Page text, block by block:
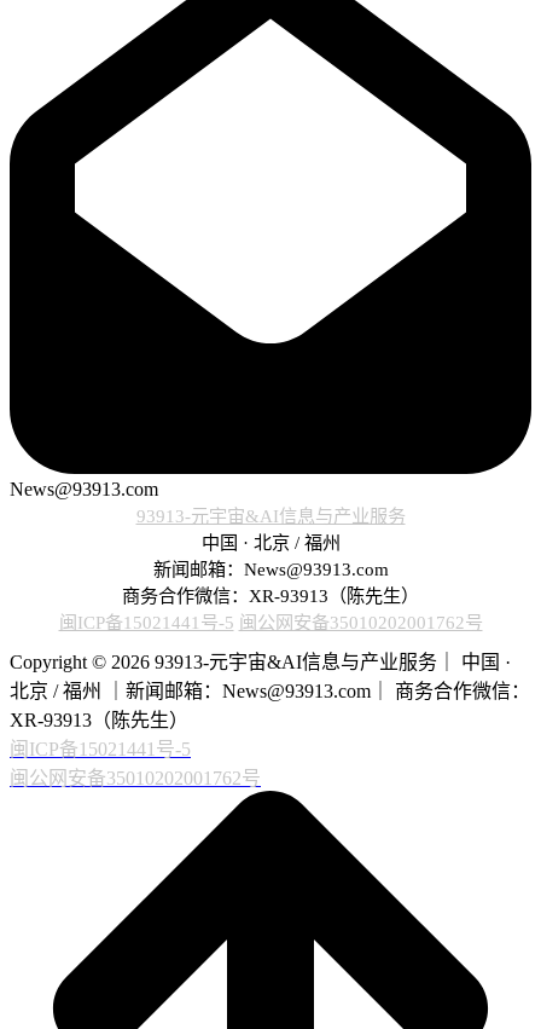
News@93913.com
93913-元宇宙&AI信息与产业服务
中国 · 北京 / 福州
新闻邮箱：News@93913.com
商务合作微信：XR-93913（陈先生）
闽ICP备15021441号-5 闽公网安备35010202001762号
Copyright © 2026 93913-元宇宙&AI信息与产业服务｜ 中国 ·
北京 / 福州 ｜新闻邮箱：News@93913.com｜ 商务合作微信：
XR-93913（陈先生）
闽ICP备15021441号-5
闽公网安备35010202001762号